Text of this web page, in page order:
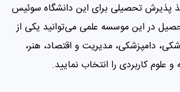
پذیرش تحصیلی برای این دانشگاه سوئیس
در این موسسه علمی‌ می‌توانید یکی از
دامپزشکی، مدیریت و اقتصاد، هنر،
علوم کاربردی را انتخاب نمایید.